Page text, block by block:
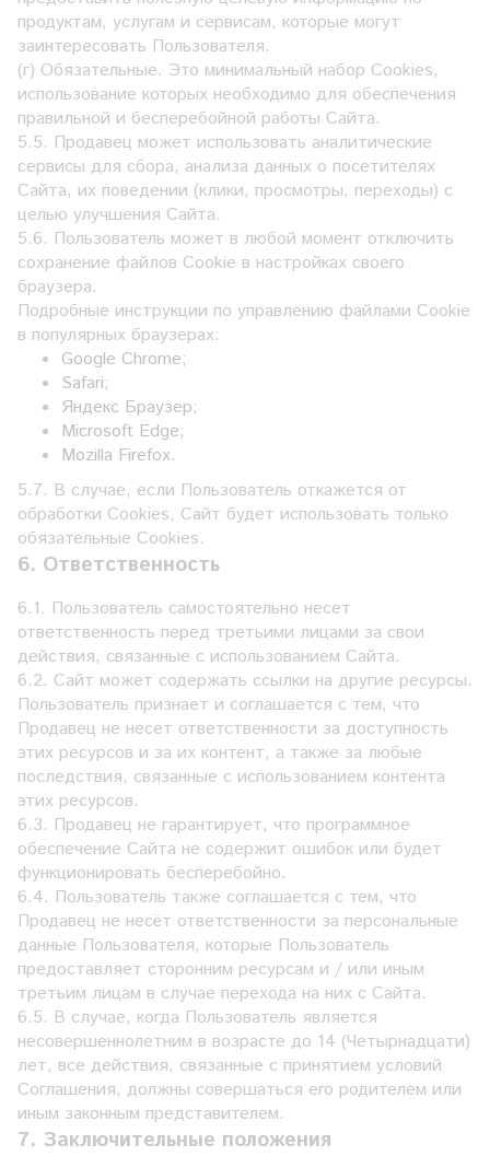
продуктам, услугам и сервисам, которые могут
заинтересовать Пользователя.
(г) Обязательные. Это минимальный набор Cookies,
использование которых необходимо для обеспечения
правильной и бесперебойной работы Сайта.
5.5. Продавец может использовать аналитические
сервисы для сбора, анализа данных о посетителях
Сайта, их поведении (клики, просмотры, переходы) с
целью улучшения Сайта.
5.6. Пользователь может в любой момент отключить
сохранение файлов Cookie в настройках своего
браузера.
Подробные инструкции по управлению файлами Cookie
в популярных браузерах:
Google Chrome;
Safari;
Яндекс Браузер;
Microsoft Edge;
Mozilla Firefox.
5.7. В случае, если Пользователь откажется от
обработки Сookies, Сайт будет использовать только
обязательные Cookies.
6. Ответственность
6.1. Пользователь самостоятельно несет
ответственность перед третьими лицами за свои
действия, связанные с использованием Сайта.
6.2. Сайт может содержать ссылки на другие ресурсы.
Пользователь признает и соглашается с тем, что
Продавец не несет ответственности за доступность
этих ресурсов и за их контент, а также за любые
последствия, связанные с использованием контента
этих ресурсов.
6.3. Продавец не гарантирует, что программное
обеспечение Сайта не содержит ошибок или будет
функционировать бесперебойно.
6.4. Пользователь также соглашается с тем, что
Продавец не несёт ответственности за персональные
данные Пользователя, которые Пользователь
предоставляет сторонним ресурсам и / или иным
третьим лицам в случае перехода на них с Сайта.
6.5. В случае, когда Пользователь является
несовершеннолетним в возрасте до 14 (Четырнадцати)
лет, все действия, связанные с принятием условий
Соглашения, должны совершаться его родителем или
иным законным представителем.
7. Заключительные положения